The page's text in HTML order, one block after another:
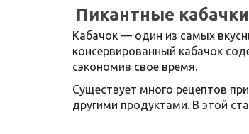
Пикантные
Кабачок — один из самых
консервированный кабачок
сэкономив свое время.
Существует много рецептов
другими продуктами. В этой